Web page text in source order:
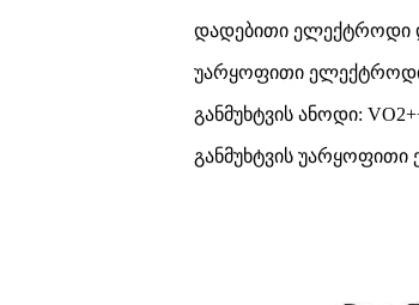
დადებითი ელექტროდი
უარყოფითი ელექტროდი
განმუხტვის ანოდი:
განმუხტვის